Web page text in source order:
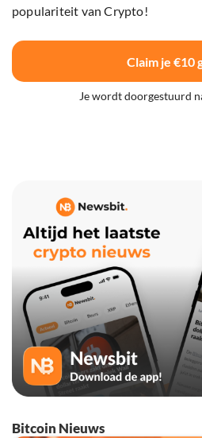
populariteit van Crypto!
Claim je €10
Je wordt doorgestuurd
Bitcoin Nieuws